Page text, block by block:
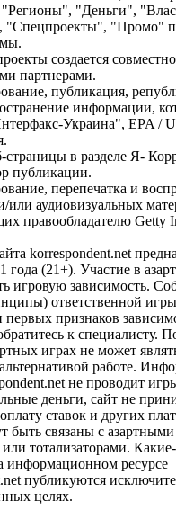
"Регионы", "Деньги",
"Спецпроекты", "Промо"
создается
партнерами.
публикация,
информации,
Украина", EPA /
страницы в разделе Я-
публикации.
перепечатка и
или аудиовизуальных
правообладателю Getty
korrespondent.net
года (21+). Участие в
игровую зависимость.
ответственной
признаков
к специалисту.
играх не может
работе.
не проводит
деньги, сайт не
ставок и других
быть связаны с
тотализаторами.
информационном ресурсе
публикуются
целях.